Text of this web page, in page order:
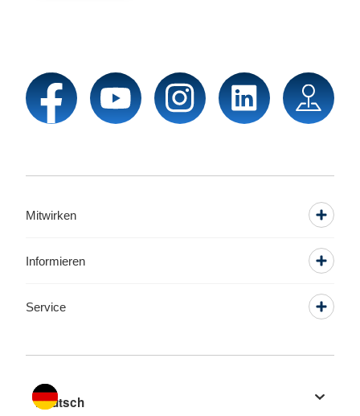
Mitwirken
Informieren
Service
Sprache wechseln zu